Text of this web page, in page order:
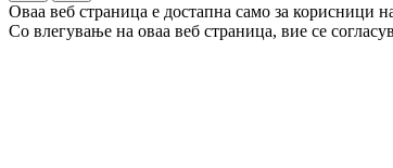
Оваа веб страница е достапна само за корисници
Со влегување на оваа веб страница, вие се